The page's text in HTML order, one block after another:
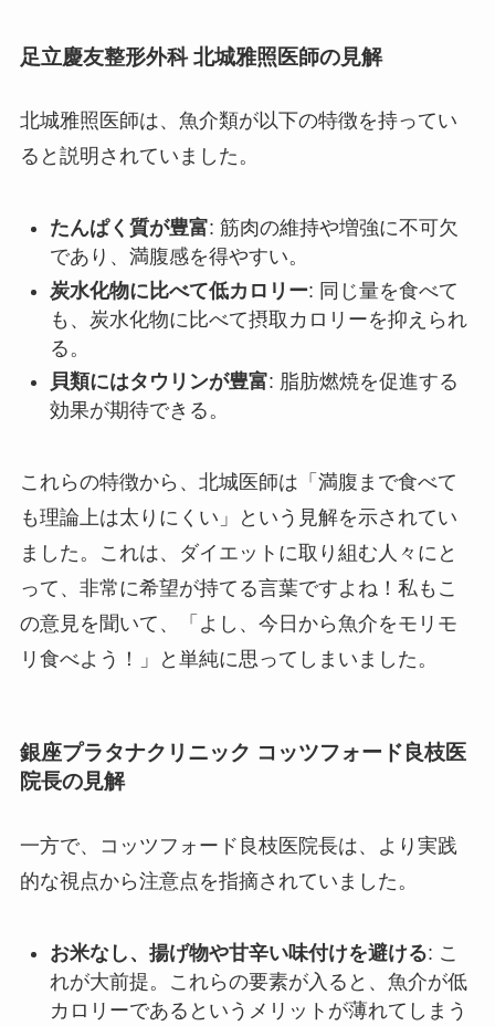
足立慶友整形外科 北城雅照医師の見解
北城雅照医師は、魚介類が以下の特徴を持ってい
ると説明されていました。
たんぱく質が豊富: 筋肉の維持や増強に不可欠
であり、満腹感を得やすい。
炭水化物に比べて低カロリー: 同じ量を食べて
も、炭水化物に比べて摂取カロリーを抑えられ
る。
貝類にはタウリンが豊富: 脂肪燃焼を促進する
効果が期待できる。
これらの特徴から、北城医師は「満腹まで食べて
も理論上は太りにくい」という見解を示されてい
ました。これは、ダイエットに取り組む人々にと
って、非常に希望が持てる言葉ですよね！私もこ
の意見を聞いて、「よし、今日から魚介をモリモ
リ食べよう！」と単純に思ってしまいました。
銀座プラタナクリニック コッツフォード良枝医
院長の見解
一方で、コッツフォード良枝医院長は、より実践
的な視点から注意点を指摘されていました。
お米なし、揚げ物や甘辛い味付けを避ける: こ
れが大前提。これらの要素が入ると、魚介が低
カロリーであるというメリットが薄れてしまう